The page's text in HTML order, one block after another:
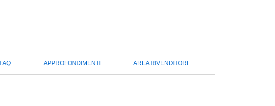
FAQ APPROFONDIMENTI AREA RIVENDITORI